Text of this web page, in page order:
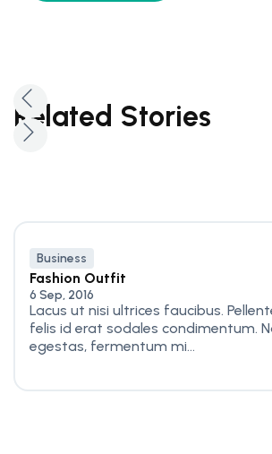
Related Stories
Business
Fashion Outfit
6 Sep, 2016
Lacus ut nisi ultrices faucibus.
felis id erat sodales condimentum.
egestas, fermentum mi...